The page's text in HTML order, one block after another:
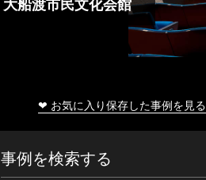
大船渡市民文化会館
❤ お気に入り保存した事例を見る
事例を検索する